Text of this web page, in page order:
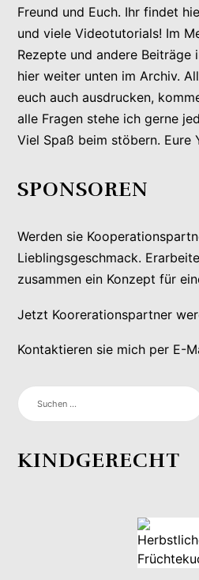
Freund und Euch. Ihr findet
und viele Videotutorials! Im
Rezepte und andere
hier weiter unten im Archiv.
euch auch ausdrucken,
alle Fragen stehe ich gerne
Viel Spaß beim stöbern. Eure
SPONSOREN
Werden sie
Lieblingsgeschmack.
zusammen ein Konzept für
Jetzt Koorerationspartner
Kontaktieren sie mich per E-
SUCHEN
NACH:
KINDGERECHT